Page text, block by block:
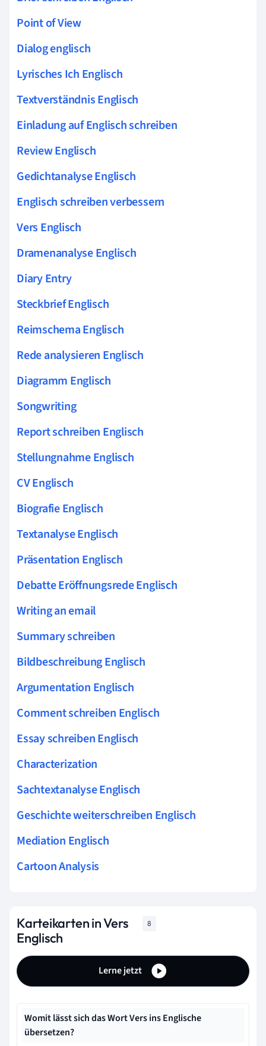
Point of View
Dialog englisch
Lyrisches Ich Englisch
Textverständnis Englisch
Einladung auf Englisch schreiben
Review Englisch
Gedichtanalyse Englisch
Englisch schreiben verbessern
Vers Englisch
Dramenanalyse Englisch
Diary Entry
Steckbrief Englisch
Reimschema Englisch
Rede analysieren Englisch
Diagramm Englisch
Songwriting
Report schreiben Englisch
Stellungnahme Englisch
CV Englisch
Biografie Englisch
Textanalyse Englisch
Präsentation Englisch
Debatte Eröffnungsrede Englisch
Writing an email
Summary schreiben
Bildbeschreibung Englisch
Argumentation Englisch
Comment schreiben Englisch
Essay schreiben Englisch
Characterization
Sachtextanalyse Englisch
Geschichte weiterschreiben Englisch
Mediation Englisch
Cartoon Analysis
Karteikarten in Vers
Englisch
8
Lerne jetzt
Womit lässt sich das Wort Vers ins Englische
übersetzen?